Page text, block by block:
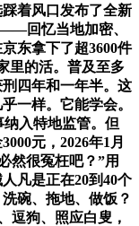
着风口发布了全新
回忆当地加密、
东拿下了超3600件
里的活。普及至多
四年和一年半。这
一样。它能学会。
入特地监管。但
元，2026年1月
然很冤枉吧？”用
凡是正在20到40个
碗、拖地、做饭？
逗狗、照应白叟，